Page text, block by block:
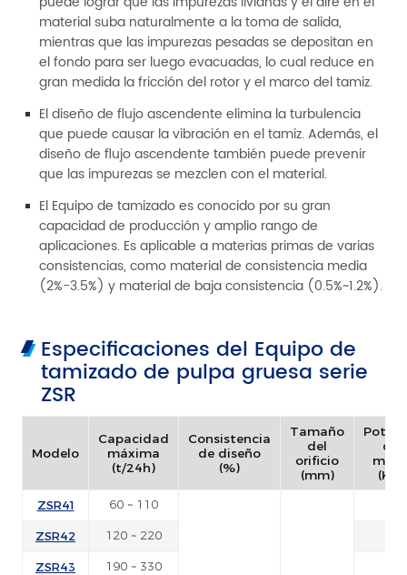
material suba naturalmente a la toma de salida,
mientras que las impurezas pesadas se depositan en
el fondo para ser luego evacuadas, lo cual reduce en
gran medida la fricción del rotor y el marco del tamiz.
El diseño de flujo ascendente elimina la turbulencia
que puede causar la vibración en el tamiz. Además, el
diseño de flujo ascendente también puede prevenir
que las impurezas se mezclen con el material.
El Equipo de tamizado es conocido por su gran
capacidad de producción y amplio rango de
aplicaciones. Es aplicable a materias primas de varias
consistencias, como material de consistencia media
(2%-3.5%) y material de baja consistencia (0.5%~1.2%).
Especificaciones del Equipo de
tamizado de pulpa gruesa serie
ZSR
Modelo
Capacidad
máxima
(t/24h)
Consistencia
de diseño
(%)
Tamaño
del
orificio
(mm)
del
(KW)
ZSR41 60 ~ 110
ZSR42 120 ~ 220
ZSR43 190 ~ 330